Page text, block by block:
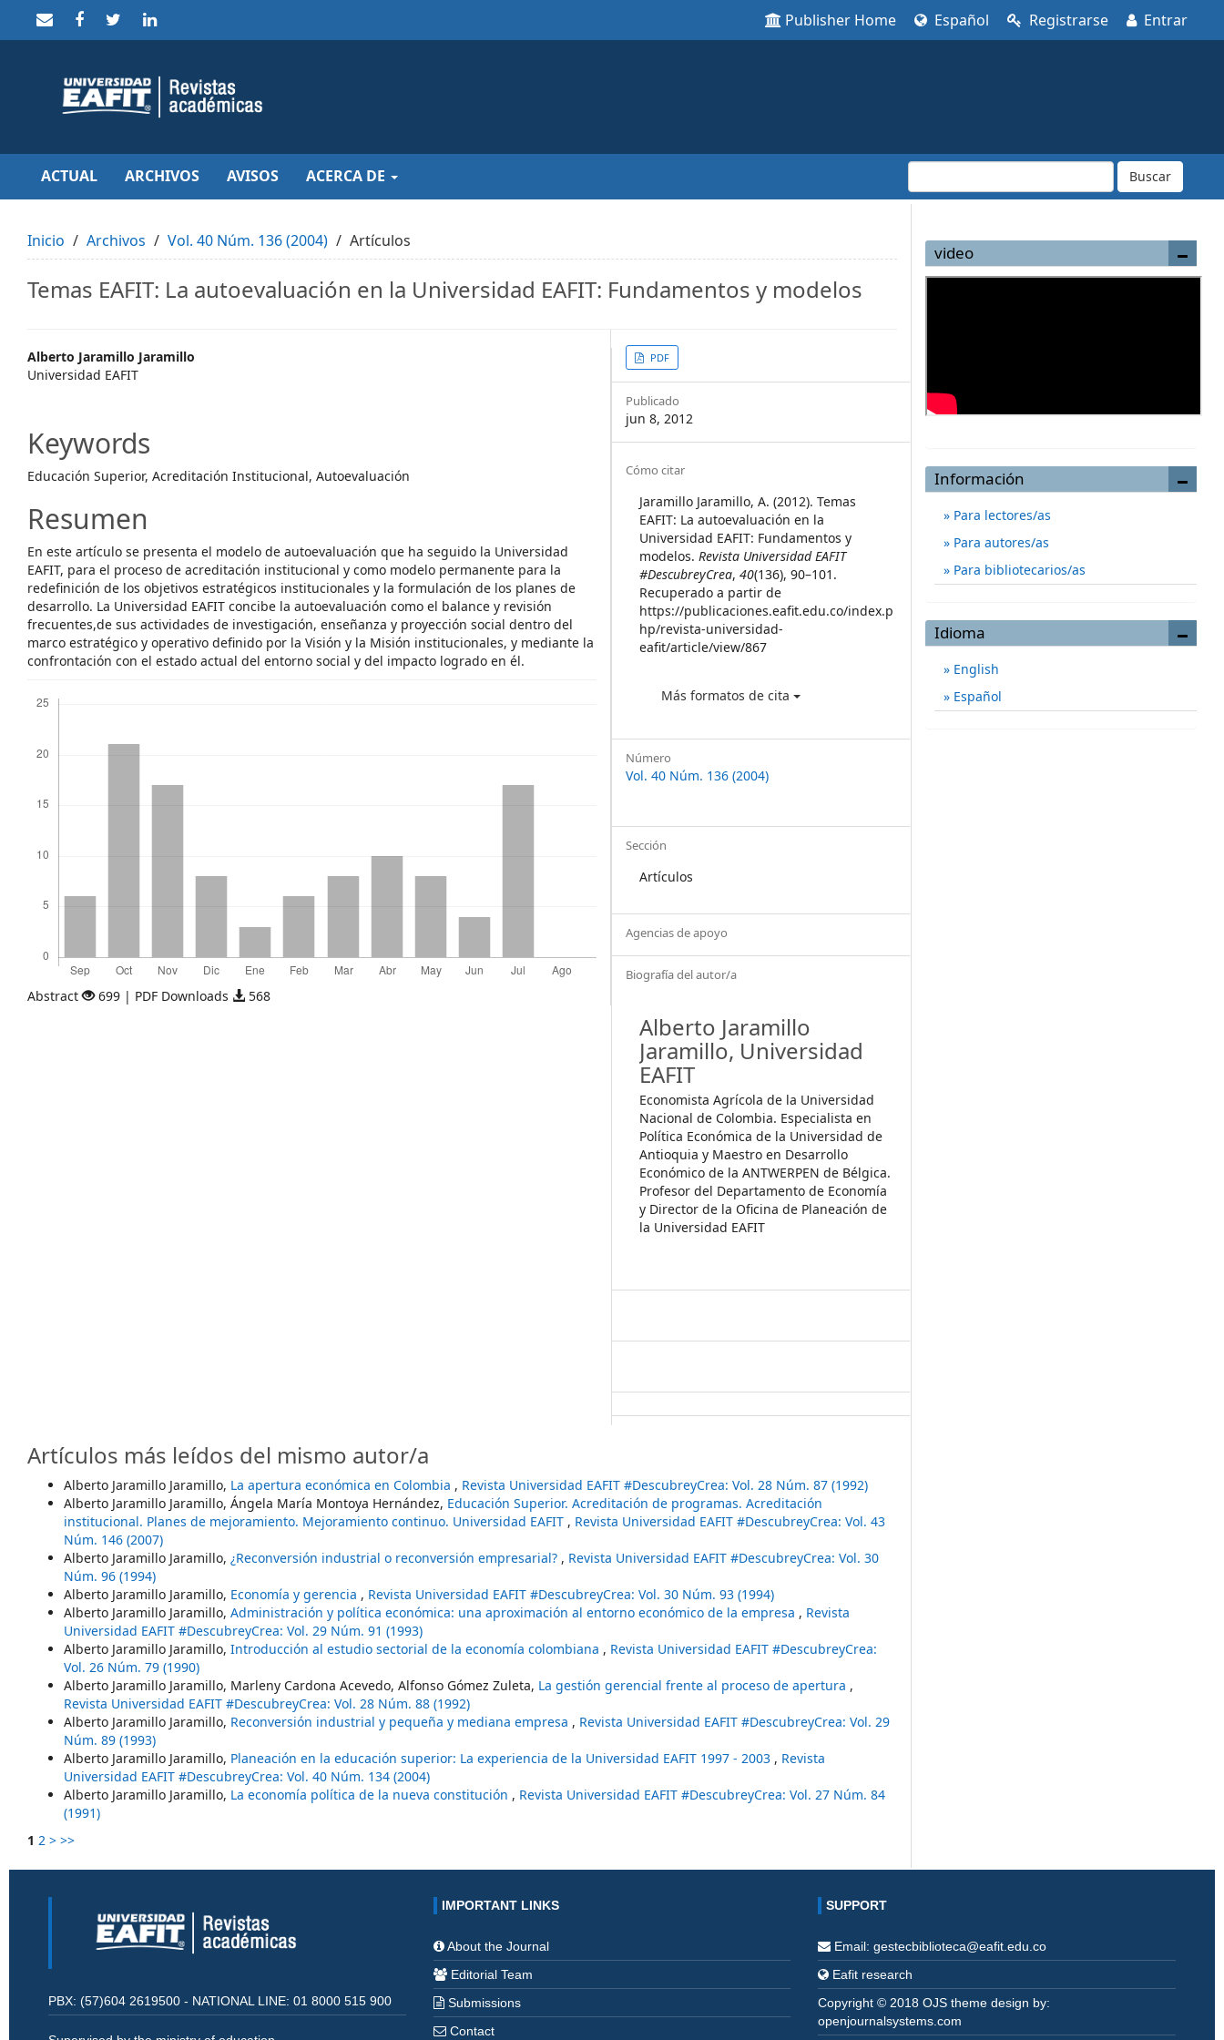
to
Main
Navigation
Content
Sidebar
Publisher Home Español Registrarse Entrar
ACTUAL ARCHIVOS AVISOS ACERCA DE Buscar
Inicio Archivos Vol. 40 Núm. 136 (2004) Artículos
Temas EAFIT: La autoevaluación en la Universidad EAFIT: Fundamentos y modelos
Main
Article
Alberto Jaramillo Jaramillo
Universidad EAFIT
Keywords
Educación Superior, Acreditación Institucional, Autoevaluación
Resumen
En este artículo se presenta el modelo de autoevaluación que ha seguido la Universidad
EAFIT, para el proceso de acreditación institucional y como modelo permanente para la
redefinición de los objetivos estratégicos institucionales y la formulación de los planes de
desarrollo. La Universidad EAFIT concibe la autoevaluación como el balance y revisión
frecuentes,de sus actividades de investigación, enseñanza y proyección social dentro del
marco estratégico y operativo definido por la Visión y la Misión institucionales, y mediante la
confrontación con el estado actual del entorno social y del impacto logrado en él.
Abstract 699 | PDF Downloads 568
Article
Sidebar
PDF
Publicado
jun 8, 2012
Article
Details
Cómo citar
Jaramillo Jaramillo, A. (2012). Temas
EAFIT: La autoevaluación en la
Universidad EAFIT: Fundamentos y
modelos.Revista Universidad EAFIT
#DescubreyCrea,40(136), 90–101.
Recuperado a partir de
https://publicaciones.eafit.edu.co/index.p
hp/revista-universidad-
eafit/article/view/867
Más formatos de cita
Número
Vol. 40 Núm. 136 (2004)
Sección
Artículos
Agencias de apoyo
Biografía del autor/a
Alberto Jaramillo
Jaramillo, Universidad
EAFIT
Economista Agrícola de la Universidad
Nacional de Colombia. Especialista en
Política Económica de la Universidad de
Antioquia y Maestro en Desarrollo
Económico de la ANTWERPEN de Bélgica.
Profesor del Departamento de Economía
y Director de la Oficina de Planeación de
la Universidad EAFIT
Artículos más leídos del mismo autor/a
Alberto Jaramillo Jaramillo, La apertura económica en Colombia , Revista Universidad EAFIT #DescubreyCrea: Vol. 28 Núm. 87 (1992)
Alberto Jaramillo Jaramillo, Ángela María Montoya Hernández, Educación Superior. Acreditación de programas. Acreditación
institucional. Planes de mejoramiento. Mejoramiento continuo. Universidad EAFIT , Revista Universidad EAFIT #DescubreyCrea: Vol. 43
Núm. 146 (2007)
Alberto Jaramillo Jaramillo, ¿Reconversión industrial o reconversión empresarial? , Revista Universidad EAFIT #DescubreyCrea: Vol. 30
Núm. 96 (1994)
Alberto Jaramillo Jaramillo, Economía y gerencia , Revista Universidad EAFIT #DescubreyCrea: Vol. 30 Núm. 93 (1994)
Alberto Jaramillo Jaramillo, Administración y política económica: una aproximación al entorno económico de la empresa , Revista
Universidad EAFIT #DescubreyCrea: Vol. 29 Núm. 91 (1993)
Alberto Jaramillo Jaramillo, Introducción al estudio sectorial de la economía colombiana , Revista Universidad EAFIT #DescubreyCrea:
Vol. 26 Núm. 79 (1990)
Alberto Jaramillo Jaramillo, Marleny Cardona Acevedo, Alfonso Gómez Zuleta, La gestión gerencial frente al proceso de apertura ,
Revista Universidad EAFIT #DescubreyCrea: Vol. 28 Núm. 88 (1992)
Alberto Jaramillo Jaramillo, Reconversión industrial y pequeña y mediana empresa , Revista Universidad EAFIT #DescubreyCrea: Vol. 29
Núm. 89 (1993)
Alberto Jaramillo Jaramillo, Planeación en la educación superior: La experiencia de la Universidad EAFIT 1997 - 2003 , Revista
Universidad EAFIT #DescubreyCrea: Vol. 40 Núm. 134 (2004)
Alberto Jaramillo Jaramillo, La economía política de la nueva constitución , Revista Universidad EAFIT #DescubreyCrea: Vol. 27 Núm. 84
(1991)
1 2 > >>
video
Información
Para lectores/as
Para autores/as
Para bibliotecarios/as
Idioma
English
Español
PBX: (57)604 2619500 - NATIONAL LINE: 01 8000 515 900
IMPORTANT LINKS
About the Journal
Editorial Team
Submissions
Contact
SUPPORT
Email: gestecbiblioteca@eafit.edu.co
Eafit research
Copyright © 2018 OJS theme design by:
openjournalsystems.com